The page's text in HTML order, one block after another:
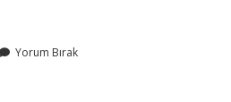
Yorum Bırak